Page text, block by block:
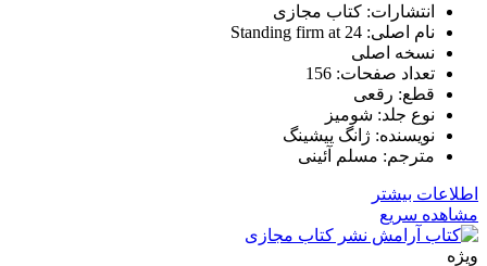
انتشارات: کتاب مجازی
نام اصلی: Standing firm at 24
نسخه اصلی
تعداد صفحات: 156
قطع: رقعی
نوع جلد: شومیز
نویسنده: ژانگ ییشینگ
مترجم: مسلم آئینی
اطلاعات بیشتر
مشاهده سریع
ویژه